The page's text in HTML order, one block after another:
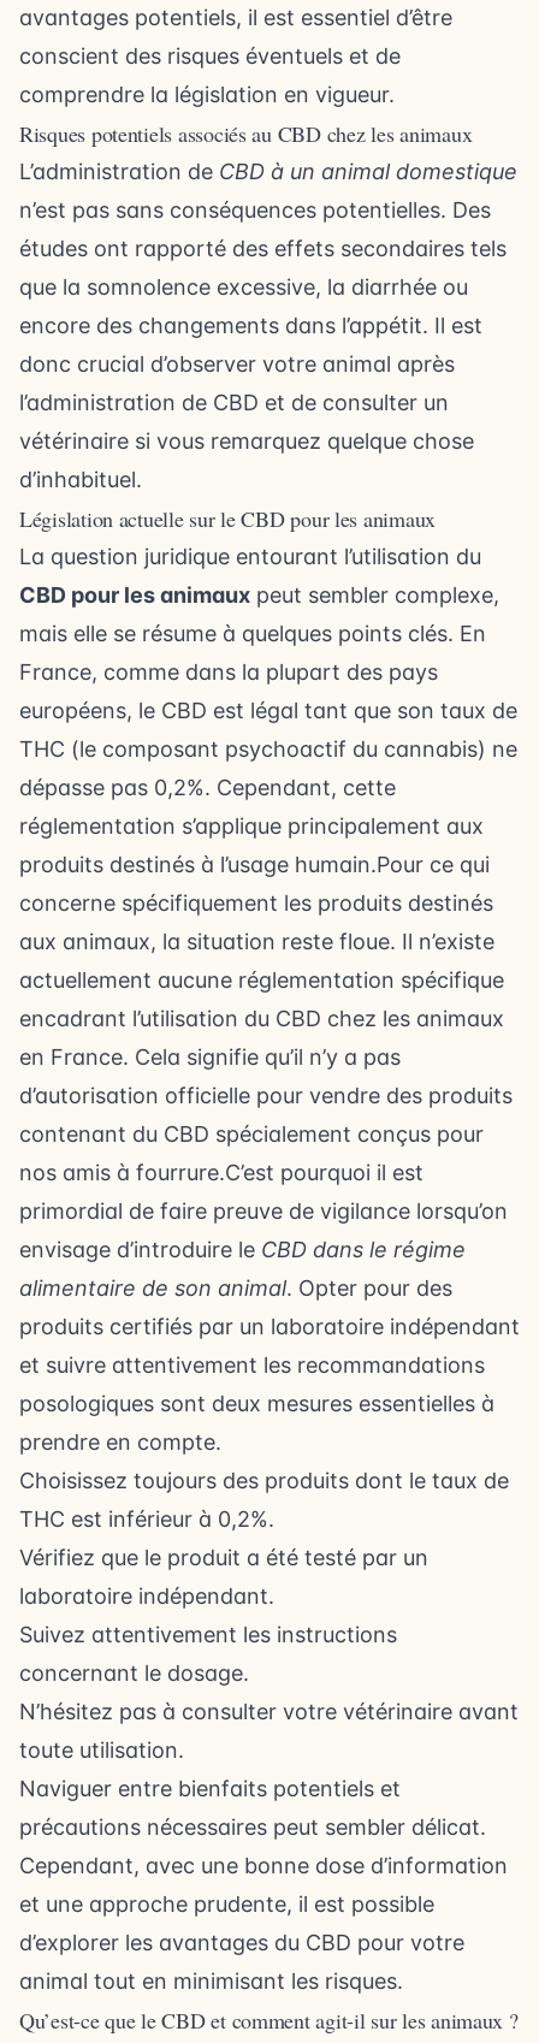
avantages potentiels, il est essentiel d’être
conscient des risques éventuels et de
comprendre la législation en vigueur.
Risques potentiels associés au CBD chez les animaux
L’administration de CBD à un animal domestique
n’est pas sans conséquences potentielles. Des
études ont rapporté des effets secondaires tels
que la somnolence excessive, la diarrhée ou
encore des changements dans l’appétit. Il est
donc crucial d’observer votre animal après
l’administration de CBD et de consulter un
vétérinaire si vous remarquez quelque chose
d’inhabituel.
Législation actuelle sur le CBD pour les animaux
La question juridique entourant l’utilisation du
CBD pour les animaux peut sembler complexe,
mais elle se résume à quelques points clés. En
France, comme dans la plupart des pays
européens, le CBD est légal tant que son taux de
THC (le composant psychoactif du cannabis) ne
dépasse pas 0,2%. Cependant, cette
réglementation s’applique principalement aux
produits destinés à l’usage humain.Pour ce qui
concerne spécifiquement les produits destinés
aux animaux, la situation reste floue. Il n’existe
actuellement aucune réglementation spécifique
encadrant l’utilisation du CBD chez les animaux
en France. Cela signifie qu’il n’y a pas
d’autorisation officielle pour vendre des produits
contenant du CBD spécialement conçus pour
nos amis à fourrure.C’est pourquoi il est
primordial de faire preuve de vigilance lorsqu’on
envisage d’introduire le CBD dans le régime
alimentaire de son animal. Opter pour des
produits certifiés par un laboratoire indépendant
et suivre attentivement les recommandations
posologiques sont deux mesures essentielles à
prendre en compte.
Choisissez toujours des produits dont le taux de
THC est inférieur à 0,2%.
Vérifiez que le produit a été testé par un
laboratoire indépendant.
Suivez attentivement les instructions
concernant le dosage.
N’hésitez pas à consulter votre vétérinaire avant
toute utilisation.
Naviguer entre bienfaits potentiels et
précautions nécessaires peut sembler délicat.
Cependant, avec une bonne dose d’information
et une approche prudente, il est possible
d’explorer les avantages du CBD pour votre
animal tout en minimisant les risques.
Qu’est-ce que le CBD et comment agit-il sur les animaux ?